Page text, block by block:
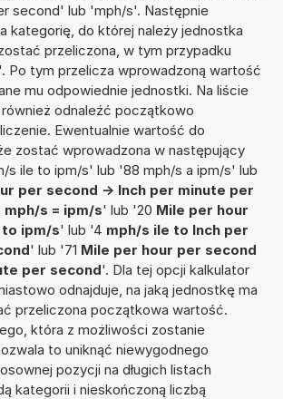
second' lub 'mph/s'. Następnie
kategorię, do której należy jednostka
przeliczona, w tym przypadku
Po tym przelicza wprowadzoną wartość
mu odpowiednie jednostki. Na liście
odnaleźć początkowo
Ewentualnie wartość do
zostać wprowadzona w następujący
s ile to ipm/s' lub '88 mph/s a ipm/s' lub
per second -> Inch per minute per
mph/s = ipm/s' lub '20 Mile per hour
ipm/s' lub '4 mph/s ile to Inch per
' lub '71 Mile per hour per second
per second'. Dla tej opcji kalkulator
odnajduje, na jaką jednostkę ma
przeliczona początkowa wartość.
która z możliwości zostanie
to uniknąć niewygodnego
pozycji na długich listach
kategorii i nieskończoną liczbą